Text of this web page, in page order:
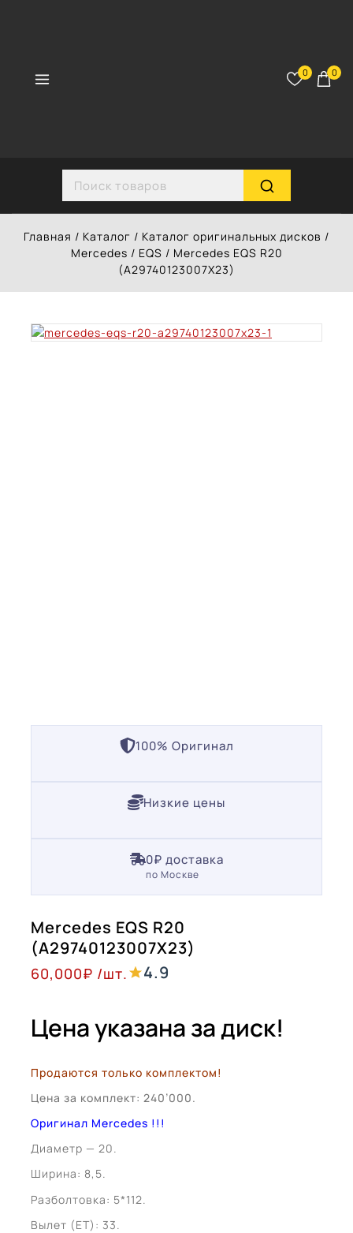
0 0
Главная / Каталог / Каталог оригинальных дисков /
Mercedes / EQS / Mercedes EQS R20
(A29740123007X23)
100% Оригинал
Низкие цены
0₽ доставка
по Москве
Mercedes EQS R20
(A29740123007X23)
60,000₽ /шт. 4.9
Цена указана за диск!
Продаются только комплектом!
Цена за комплект: 240’000.
Оригинал Mercedes !!!
Диаметр — 20.
Ширина: 8,5.
Разболтовка: 5*112.
Вылет (ЕТ): 33.